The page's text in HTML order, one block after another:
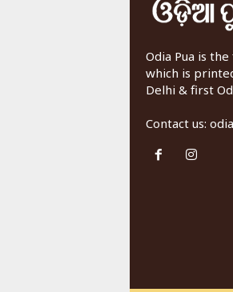
Odia Pua is
which is
Delhi & first
Contact us: